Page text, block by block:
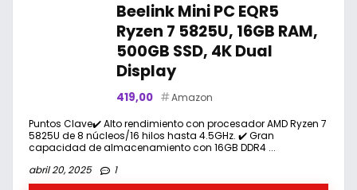
Beelink Mini PC EQR5
Ryzen 7 5825U, 16GB RAM,
500GB SSD, 4K Dual
Display
419,00
Amazon
Puntos Clave✔️ Alto rendimiento con procesador AMD Ryzen 7
5825U de 8 núcleos/16 hilos hasta 4.5GHz. ✔️ Gran
capacidad de almacenamiento con 16GB DDR4 ...
abril 20, 2025
1